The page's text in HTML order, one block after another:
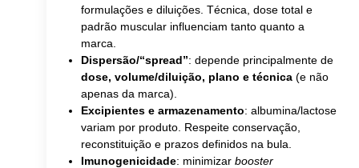
formulações e diluições. Técnica, dose total e
padrão muscular influenciam tanto quanto a
marca.
Dispersão/“spread”: depende principalmente de
dose, volume/diluição, plano e técnica(e não
apenas da marca).
Excipientes e armazenamento: albumina/lactose
variam por produto. Respeite conservação,
reconstituição e prazos definidos na bula.
Imunogenicidade: minimizar booster